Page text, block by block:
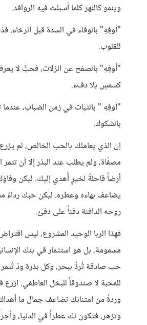
وينمو كالنهر كلما أسبلت فيه الروافد.
"أوفِهِ" بالوفاء في الشدة قبل الرخاء،
للقلوب.
"أوفِهِ" بالصفح عن الزلات، فحبٌّ لا
كشمسٍ بلا دفء.
"أوفِهِ " بالثبات في زمن الضباب، عندما
بالشكوك.
إن الذي يعاملك بالحب الخالص، لم
مصفّاة، ولم يطلب عند البذر إلا أن
أرضاً قاحلةً لخيرٍ أُهدي إليك. ليكن
يضاعف بهاءه وعطره. ليكن حبك رداءً
روحه الدافئة دفئاً على دفئ.
فهذا الربا الوحيد المشروع، ليس
مسمومة، بل هو استثمار في بنك
حب صادقة تُردُّ ببحر، وكل بذرة ودّ
للمحبة لا صندوقاً للبخل العاطفي.
وردةً من امتنانك تضاعف جمال ما
وتزهر، فتكون لك عطراً في الدنيا،